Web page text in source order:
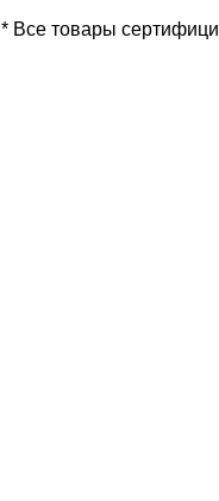
* Все товары